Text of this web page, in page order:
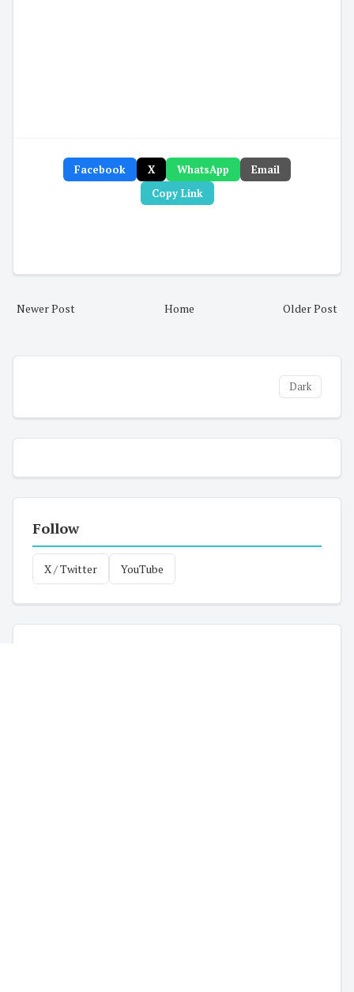
Facebook X WhatsApp
Email
Copy Link
Newer Post Older Post
Home
Dark
Follow
X / Twitter YouTube